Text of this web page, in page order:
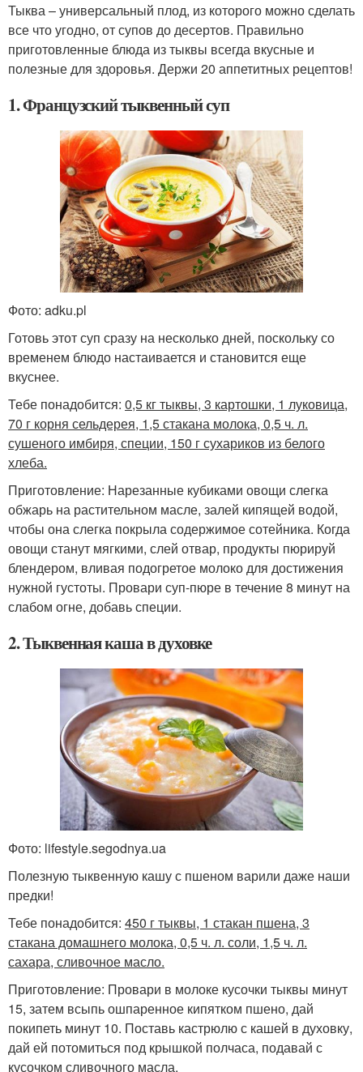
Тыква – универсальный плод, из которого можно сделать
все что угодно, от супов до десертов. Правильно
приготовленные блюда из тыквы всегда вкусные и
полезные для здоровья. Держи 20 аппетитных рецептов!
1. Французский тыквенный суп
Фото: adku.pl
Готовь этот суп сразу на несколько дней, поскольку со
временем блюдо настаивается и становится еще
вкуснее.
Тебе понадобится: 0,5 кг тыквы, 3 картошки, 1 луковица,
70 г корня сельдерея, 1,5 стакана молока, 0,5 ч. л.
сушеного имбиря, специи, 150 г сухариков из белого
хлеба.
Приготовление: Нарезанные кубиками овощи слегка
обжарь на растительном масле, залей кипящей водой,
чтобы она слегка покрыла содержимое сотейника. Когда
овощи станут мягкими, слей отвар, продукты пюрируй
блендером, вливая подогретое молоко для достижения
нужной густоты. Провари суп-пюре в течение 8 минут на
слабом огне, добавь специи.
2. Тыквенная каша в духовке
Фото: lifestyle.segodnya.ua
Полезную тыквенную кашу с пшеном варили даже наши
предки!
Тебе понадобится: 450 г тыквы, 1 стакан пшена, 3
стакана домашнего молока, 0,5 ч. л. соли, 1,5 ч. л.
сахара, сливочное масло.
Приготовление: Провари в молоке кусочки тыквы минут
15, затем всыпь ошпаренное кипятком пшено, дай
покипеть минут 10. Поставь кастрюлю с кашей в духовку,
дай ей потомиться под крышкой полчаса, подавай с
кусочком сливочного масла.